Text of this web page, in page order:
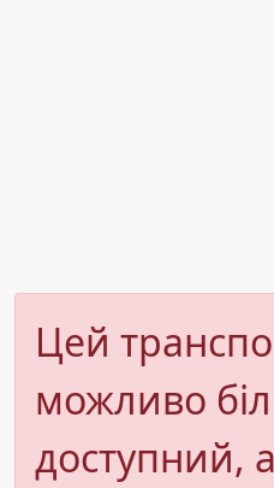
Цей
можливо
доступний,